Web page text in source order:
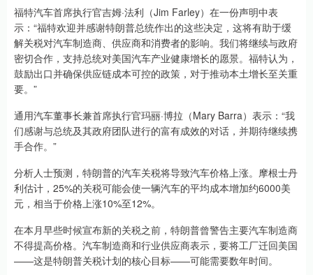
福特汽车首席执行官吉姆·法利（Jim Farley）在一份声明中表
示：“福特欢迎并感谢特朗普总统作出的这些决定，这将有助于缓
解关税对汽车制造商、供应商和消费者的影响。我们将继续与政府
密切合作，支持总统对美国汽车产业健康增长的愿景。福特认为，
鼓励出口并确保供应链成本可控的政策，对于推动本土增长至关重
要。”
通用汽车董事长兼首席执行官玛丽·博拉（Mary Barra）表示：“我
们感谢与总统及其政府团队进行的富有成效的对话，并期待继续携
手合作。”
分析人士预测，特朗普的汽车关税将导致汽车价格上涨。摩根士丹
利估计，25%的关税可能会使一辆汽车的平均成本增加约6000美
元，相当于价格上涨10%至12%。
在本月早些时候宣布新的关税之前，特朗普曾警告主要汽车制造商
不得提高价格。汽车制造商和行业供应商表示，要将工厂迁回美国
——这是特朗普关税计划的核心目标——可能需要数年时间。